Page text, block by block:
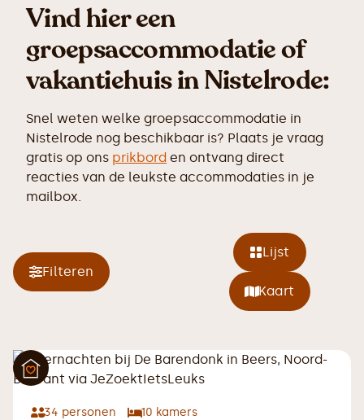
Vind hier een
groepsaccommodatie of
vakantiehuis in Nistelrode:
Snel weten welke groepsaccommodatie in
Nistelrode nog beschikbaar is? Plaats je vraag
gratis op ons prikbord en ontvang direct
reacties van de leukste accommodaties in je
mailbox.
Filteren
Lijst
Kaart
34 personen 10 kamers